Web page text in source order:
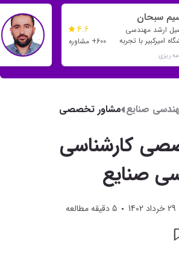
سبحان
ارشد مهندسی
امیرکبیر با تجربه
رتبه های یک رقمی و
ریزی
4.6
600+ مشاوره
صنایع مشاور تخصصی
صنایع
کارشناسی
صنایع
29 خرداد 1402 5دقیقه مطالعه